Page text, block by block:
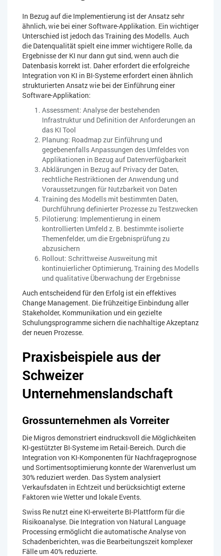
In Bezug auf die Implementierung ist der Ansatz sehr
ähnlich, wie bei einer Software-Applikation. Ein wichtiger
Unterschied ist jedoch das Training des Modells. Auch
die Datenqualität spielt eine immer wichtigere Rolle, da
Ergebnisse der KI nur dann gut sind, wenn auch die
Datenbasis korrekt ist. Daher erfordert die erfolgreiche
Integration von KI in BI-Systeme erfordert einen ähnlich
strukturierten Ansatz wie bei der Einführung einer
Software-Applikation:
Assessment: Analyse der bestehenden
Infrastruktur und Definition der Anforderungen an
das KI Tool
Planung: Roadmap zur Einführung und
gegebenenfalls Anpassungen des Umfeldes von
Applikationen in Bezug auf Datenverfügbarkeit
Abklärungen in Bezug auf Privacy der Daten,
rechtliche Restriktionen der Anwendung und
Voraussetzungen für Nutzbarkeit von Daten
Training des Modells mit bestimmten Daten,
Durchführung definierter Prozesse zu Testzwecken
Pilotierung: Implementierung in einem
kontrollierten Umfeld z. B. bestimmte isolierte
Themenfelder, um die Ergebnisprüfung zu
abzusichern
Rollout: Schrittweise Ausweitung mit
kontinuierlicher Optimierung, Training des Modells
und qualitative Überwachung der Ergebnisse
Auch entscheidend für den Erfolg ist ein effektives
Change Management. Die frühzeitige Einbindung aller
Stakeholder, Kommunikation und ein gezielte
Schulungsprogramme sichern die nachhaltige Akzeptanz
der neuen Prozesse.
Praxisbeispiele aus der
Schweizer
Unternehmenslandschaft
Grossunternehmen als Vorreiter
Die Migros demonstriert eindrucksvoll die Möglichkeiten
KI-gestützter BI-Systeme im Retail-Bereich. Durch die
Integration von KI-Komponenten für Nachfrageprognose
und Sortimentsoptimierung konnte der Warenverlust um
30% reduziert werden. Das System analysiert
Verkaufsdaten in Echtzeit und berücksichtigt externe
Faktoren wie Wetter und lokale Events.
Swiss Re nutzt eine KI-erweiterte BI-Plattform für die
Risikoanalyse. Die Integration von Natural Language
Processing ermöglicht die automatische Analyse von
Schadenberichten, was die Bearbeitungszeit komplexer
Fälle um 40% reduzierte.